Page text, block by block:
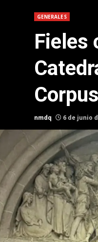
GENERALES
Fieles
nmdq 6 de junio